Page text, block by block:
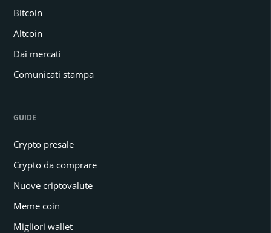
Bitcoin
Altcoin
Dai mercati
Comunicati stampa
GUIDE
Crypto presale
Crypto da comprare
Nuove criptovalute
Meme coin
Migliori wallet